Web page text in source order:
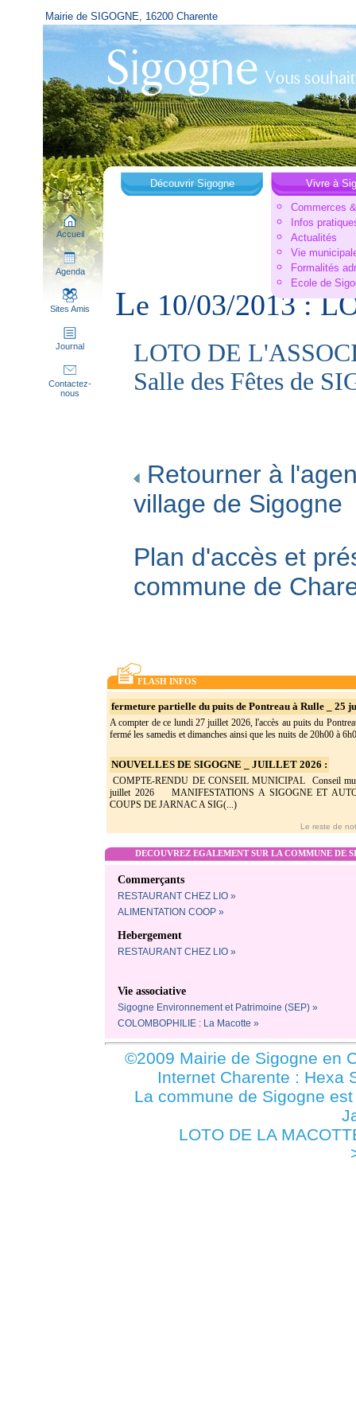
Mairie de SIGOGNE, 16200 Charente
Accueil
Agenda
Sites Amis
Journal
Contactez-
nous
Découvrir Sigogne
Vivre à
Commerces
Infos
Actualités
Vie
Formalités
Ecole de
Le 10/03/2013 :
LOTO DE
Salle des Fêtes de
Retourner à
village de Sigogne
Plan d'accès et
commune de
FLASH INFOS
fermeture partielle du puits de Pontreau à Rulle _ 25
A compter de ce lundi 27 juillet 2026, l'accès au puits du
fermé les samedis et dimanches ainsi que les nuits de 20h00 à
NOUVELLES DE SIGOGNE _ JUILLET 2026 :
COMPTE-RENDU DE CONSEIL MUNICIPAL Conseil
juillet 2026 MANIFESTATIONS A SIGOGNE ET
COUPS DE JARNAC A SIG(...)
Le reste de
DECOUVREZ EGALEMENT SUR LA COMMUNE DE
Commerçants
RESTAURANT CHEZ LIO »
ALIMENTATION COOP »
Hebergement
RESTAURANT CHEZ LIO »
Vie associative
Sigogne Environnement et Patrimoine (SEP) »
COLOMBOPHILIE : La Macotte »
©2009 Mairie de Sigogne en
Internet Charente : Hexa
La commune de Sigogne
LOTO DE LA